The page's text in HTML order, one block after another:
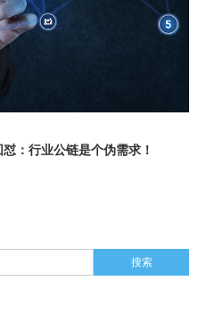
：行业公链是个伪需求！